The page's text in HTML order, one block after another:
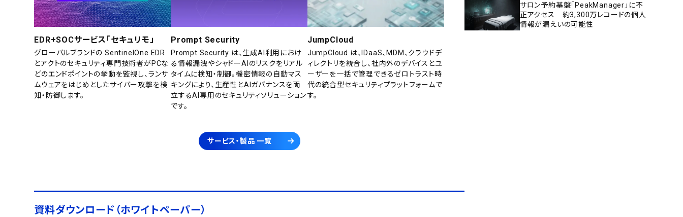
EDR+SOCサービス「セキュリモ」
グローバルブランドの SentinelOne EDR
とアクトのセキュリティ専門技術者がPCな
どのエンドポイントの挙動を監視し、ランサ
ムウェアをはじめとしたサイバー攻撃を検
知・防御します。
Prompt Security
Prompt Security は、生成AI利用におけ
る情報漏洩やシャドーAIのリスクをリアル
タイムに検知・制御。機密情報の自動マス
キングにより、生産性とAIガバナンスを両
立するAI専用のセキュリティソリューション
です。
JumpCloud
JumpCloud は、IDaaS、MDM、クラウドデ
ィレクトリを統合し、社内外のデバイスとユ
ーザーを一括で管理できるゼロトラスト時
代の統合型セキュリティプラットフォームで
す。
サービス・製品 一覧
資料ダウンロード（ホワイトペーパー）
サロン予約基盤「PeakManager」に不
正アクセス 約3,300万レコードの個人
情報が漏えいの可能性